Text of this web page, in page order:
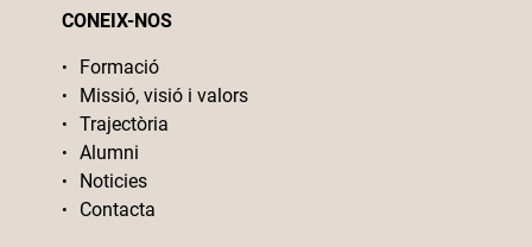
CONEIX-NOS
Formació
Missió, visió i valors
Trajectòria
Alumni
Noticies
Contacta